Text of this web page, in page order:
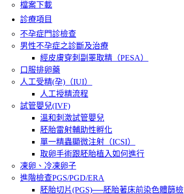
檔案下載
診療項目
不孕症門診檢查
男性不孕症之診斷及治療
經皮膚穿刺副睪取精（PESA）
口服排卵藥
人工受精(孕)（IUI）
人工授精流程
試管嬰兒(IVF)
溫和刺激試管嬰兒
胚胎雷射輔助性孵化
單一精蟲顯微注射（ICSI）
取卵手術跟胚胎植入如何進行
凍卵、冷凍卵子
進階檢查PGS/PGD/ERA
胚胎切片(PGS)──胚胎著床前染色體篩檢